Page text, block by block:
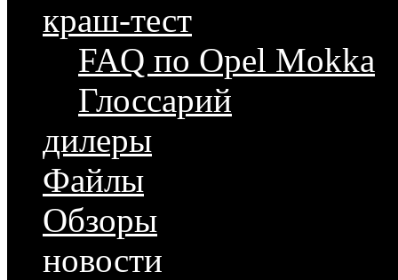
краш-тест
FAQ по Opel Mokka
Глоссарий
дилеры
Файлы
Обзоры
новости